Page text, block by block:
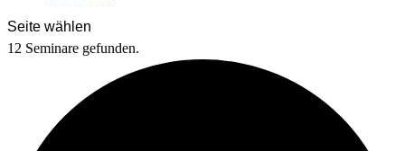
Seite wählen
12 Seminare gefunden.